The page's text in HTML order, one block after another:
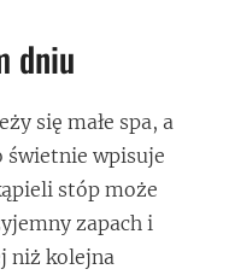
dniu
się małe spa, a
świetnie wpisuje
stóp może
zapach i
niż kolejna